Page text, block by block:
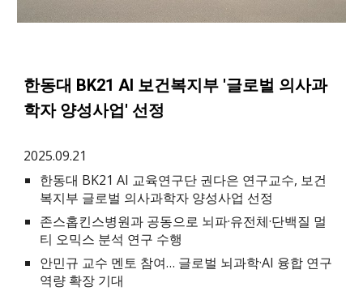
한동대 BK21 AI 보건복지부 '글로벌 의사과
학자 양성사업' 선정
2025.09.21
한동대 BK21 AI 교육연구단 권다은 연구교수, 보건
복지부 글로벌 의사과학자 양성사업 선정
존스홉킨스병원과 공동으로 뇌파·유전체·단백질 멀
티 오믹스 분석 연구 수행
안민규 교수 멘토 참여… 글로벌 뇌과학·AI 융합 연구
역량 확장 기대